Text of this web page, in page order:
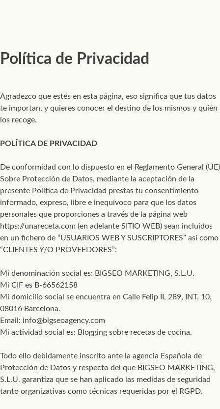
Política de Privacidad
Agradezco que estés en esta página, eso significa que tus datos
te importan, y quieres conocer el destino de los mismos y quién
los recoge.
POLÍTICA DE PRIVACIDAD
De conformidad con lo dispuesto en el Reglamento General (UE)
Sobre Protección de Datos, mediante la aceptación de la
presente Política de Privacidad prestas tu consentimiento
informado, expreso, libre e inequívoco para que los datos
personales que proporciones a través de la página web
https://unareceta.com (en adelante SITIO WEB) sean incluidos
en un fichero de “USUARIOS WEB Y SUSCRIPTORES” así como
“CLIENTES Y/O PROVEEDORES”:
Mi denominación social es: BIGSEO MARKETING, S.L.U.
Mi CIF es B-66562158
Mi domicilio social se encuentra en Calle Felip II, 289, INT. 10,
08016 Barcelona.
Email: info@bigseoagency.com
Mi actividad social es: Blogging sobre recetas de cocina.
Todo ello debidamente inscrito ante la agencia Española de
Protección de Datos y respecto del que BIGSEO MARKETING,
S.L.U. garantiza que se han aplicado las medidas de seguridad
tanto organizativas como técnicas requeridas por el RGPD.